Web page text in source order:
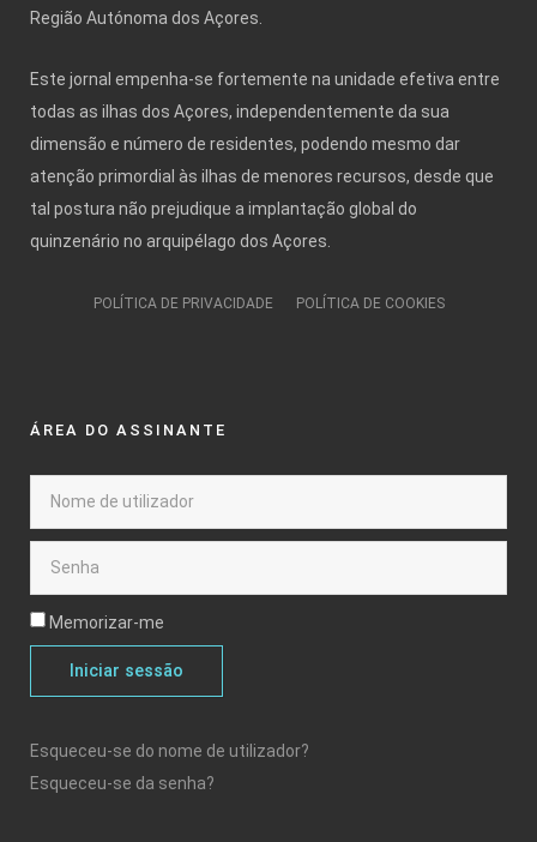
Região Autónoma dos Açores.
Este jornal empenha-se fortemente na unidade efetiva entre
todas as ilhas dos Açores, independentemente da sua
dimensão e número de residentes, podendo mesmo dar
atenção primordial às ilhas de menores recursos, desde que
tal postura não prejudique a implantação global do
quinzenário no arquipélago dos Açores.
POLÍTICA DE PRIVACIDADE POLÍTICA DE COOKIES
ÁREA DO ASSINANTE
Memorizar-me
Iniciar sessão
Esqueceu-se do nome de utilizador?
Esqueceu-se da senha?